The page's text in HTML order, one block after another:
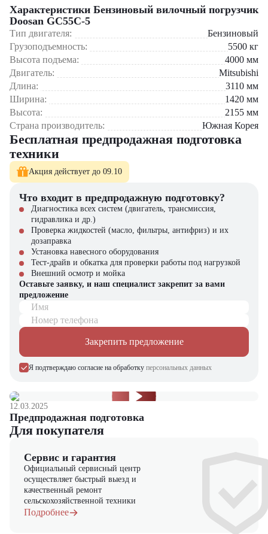
максимального комфорта и
снижения усталости
Где применяется вилочный погрузчик Doosan GC55C-5?
Промышленные предприятия и заводы
Крупные складские комплексы
Строительные площадки
Логистические и распределительные центры
Порты и транспортные терминалы
Почему стоит выбрать Doosan GC55C-5?
Надежность и проверенное качество бренда Doosan
Удобство и безопасность оператора
Экономичность в эксплуатации и обслуживании
Универсальность применения в различных отраслях
Купить бензиновый вилочный погрузчик Doosan GC55C-5 в
компании "ЦТО"
Компания "ЦТО" – официальный дилер техники Doosan,
предлагающий новые модели складского оборудования с гарантией.
У нас вы найдете: широкий выбор спецтехники, вилочных
погрузчиков, малой складской техники, навесного оборудования,
запчасти для долгосрочной эксплуатации, профессиональные
консультации по выбору техники.
Мы осуществляем быструю доставку по всей России и
обеспечиваем сервисное обслуживание и ремонт.
заказа!
Выбирайте надежность и качество – выбирайте Doosan GC55C-5
в "ЦТО"!
Характеристики Бензиновый вилочный погрузчик
Doosan GC55C-5
Тип двигателя:
Бензиновый
Грузоподъемность:
5500 кг
Высота подъема:
4000 мм
Двигатель:
Mitsubishi
Длина:
3110 мм
Ширина:
1420 мм
Высота:
2155 мм
Страна производитель:
Южная Корея
Бесплатная предпродажная подготовка
техники
Акция действует до 09.10
Что входит в предпродажную подготовку?
Диагностика всех систем (двигатель, трансмиссия,
гидравлика и др.)
Проверка жидкостей (масло, фильтры, антифриз) и их
дозаправка
Установка навесного оборудования
Тест-драйв и обкатка для проверки работы под нагрузкой
Внешний осмотр и мойка
Оставьте заявку, и наш специалист закрепит за вами
предложение
Имя
Номер телефона
Закрепить предложение
Я подтверждаю согласие на обработку персональных данных
12.03.2025
Предпродажная подготовка
Для покупателя
Сервис и гарантия
Официальный сервисный центр
осуществляет быстрый выезд и
качественный ремонт
сельскохозяйственной техники
Подробнее